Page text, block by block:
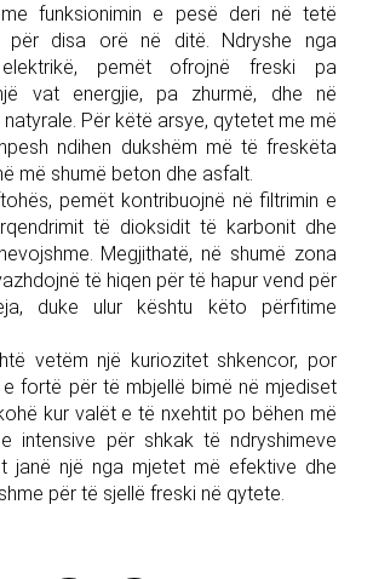
me funksionimin e pesë deri në tetë
për disa orë në ditë. Ndryshe nga
elektrikë, pemët ofrojnë freski pa
vat energjie, pa zhurmë, dhe në
Për këtë arsye, qytetet me më
ndihen dukshëm më të freskëta
më shumë beton dhe asfalt.
pemët kontribuojnë në filtrimin e
të dioksidit të karbonit dhe
Megjithatë, në shumë zona
të hiqen për të hapur vend për
duke ulur kështu këto përfitime
vetëm një kuriozitet shkencor, por
fortë për të mbjellë bimë në mjediset
kur valët e të nxehtit po bëhen më
intensive për shkak të ndryshimeve
janë një nga mjetet më efektive dhe
për të sjellë freski në qytete.